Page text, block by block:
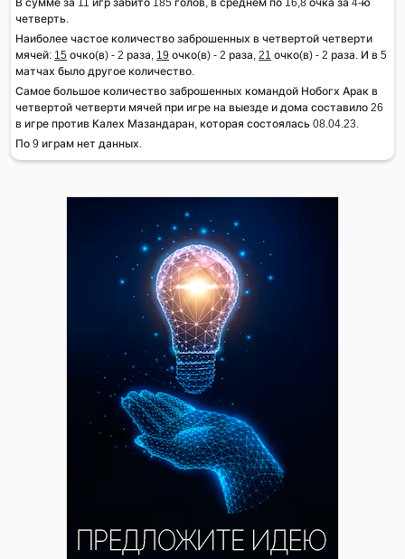
четверть.
Наиболее частое количество заброшенных в четвертой четверти
мячей: 15 очко(в) - 2 раза, 19 очко(в) - 2 раза, 21 очко(в) - 2 раза. И в 5
матчах было другое количество.
Самое большое количество заброшенных командой Нобогх Арак в
четвертой четверти мячей при игре на выезде и дома составило 26
в игре против Калех Мазандаран, которая состоялась 08.04.23.
По 9 играм нет данных.